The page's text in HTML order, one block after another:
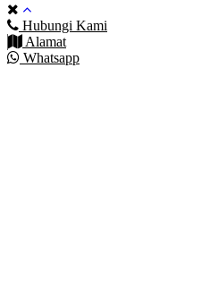
Hubungi Kami
Alamat
Whatsapp